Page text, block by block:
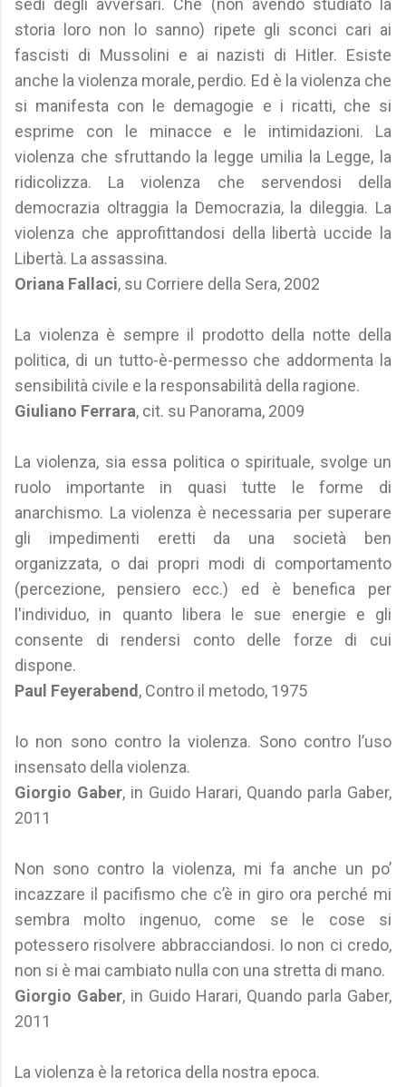
sedi degli avversari. Che (non avendo studiato la
storia loro non lo sanno) ripete gli sconci cari ai
fascisti di Mussolini e ai nazisti di Hitler. Esiste
anche la violenza morale, perdio. Ed è la violenza che
si manifesta con le demagogie e i ricatti, che si
esprime con le minacce e le intimidazioni. La
violenza che sfruttando la legge umilia la Legge, la
ridicolizza. La violenza che servendosi della
democrazia oltraggia la Democrazia, la dileggia. La
violenza che approfittandosi della libertà uccide la
Libertà. La assassina.
Oriana Fallaci, su Corriere della Sera, 2002
La violenza è sempre il prodotto della notte della
politica, di un tutto-è-permesso che addormenta la
sensibilità civile e la responsabilità della ragione.
Giuliano Ferrara, cit. su Panorama, 2009
La violenza, sia essa politica o spirituale, svolge un
ruolo importante in quasi tutte le forme di
anarchismo. La violenza è necessaria per superare
gli impedimenti eretti da una società ben
organizzata, o dai propri modi di comportamento
(percezione, pensiero ecc.) ed è benefica per
l'individuo, in quanto libera le sue energie e gli
consente di rendersi conto delle forze di cui
dispone.
Paul Feyerabend , Contro il metodo, 1975
Io non sono contro la violenza. Sono contro l’uso
insensato della violenza.
Giorgio Gaber, in Guido Harari, Quando parla Gaber,
2011
Non sono contro la violenza, mi fa anche un po’
incazzare il pacifismo che c’è in giro ora perché mi
sembra molto ingenuo, come se le cose si
potessero risolvere abbracciandosi. Io non ci credo,
non si è mai cambiato nulla con una stretta di mano.
Giorgio Gaber, in Guido Harari, Quando parla Gaber,
2011
La violenza è la retorica della nostra epoca.